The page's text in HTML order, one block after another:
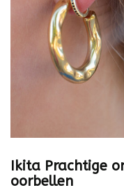
Ikita Prachtige
oorbellen